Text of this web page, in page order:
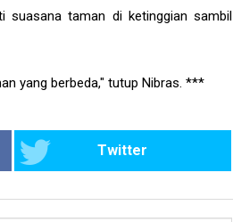
suasana taman di ketinggian sambil
yang berbeda," tutup Nibras. ***
Twitter